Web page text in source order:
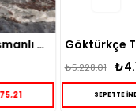
Göktürkçe Türk Yazılı Osmanlı Armalı Gümüş Yüzük
₺4.169,47
SEPETTE İNDİRİM ₺3752,52